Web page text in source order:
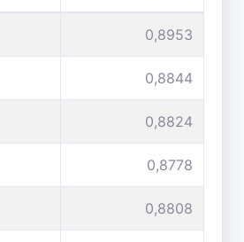
0,8953
0,8844
0,8824
0,8778
0,8808